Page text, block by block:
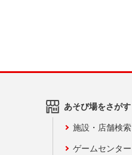
あそび場をさがす
施設・店舗検索
ゲームセンター